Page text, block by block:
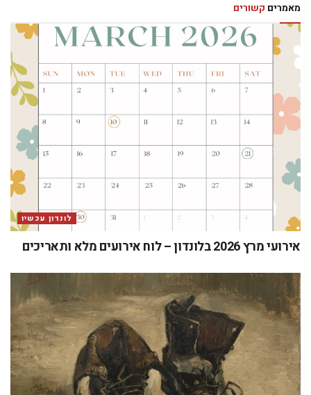
מאמרים קשורים
לונדון עכשיו
אירועי מרץ 2026 בלונדון – לוח אירועים מלא ותאריכים